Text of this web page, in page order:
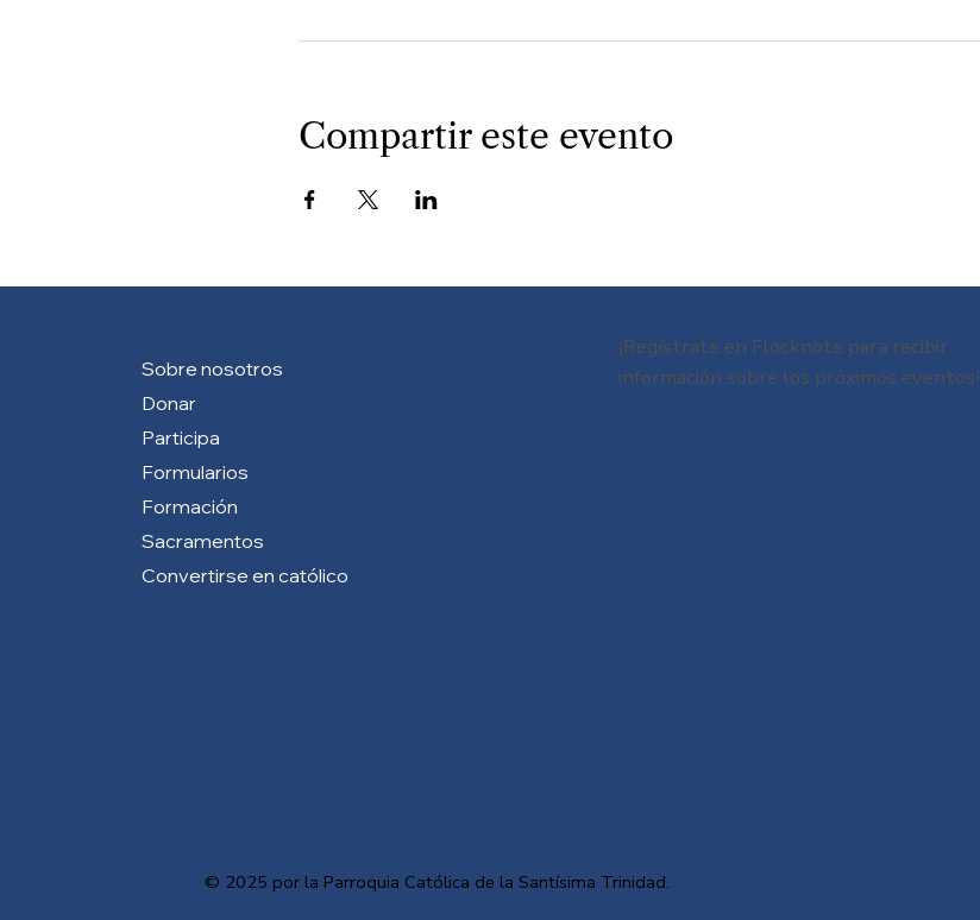
Compartir este evento
Sobre nosotros
Donar
Participa
Formularios
Formación
Sacramentos
Convertirse en católico
© 2025 por la Parroquia Católica de la Santísima Trinidad.
¡Regístrate en Flocknote para recibir
información sobre los próximos eventos!